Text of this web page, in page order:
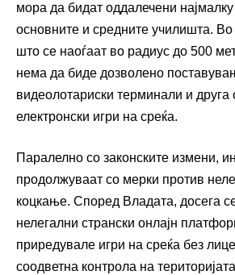
мора да бидат оддалечени
основните и средните училишта.
што се наоѓаат во радиус до 500
нема да биде дозволено
видеолотариски терминали и друга
електронски игри на среќа.
Паралелно со законските измени,
продолжуваат со мерки против
коцкање. Според Владата, досега
нелегални странски онлајн
приредувале игри на среќа без
соодветна контрола на